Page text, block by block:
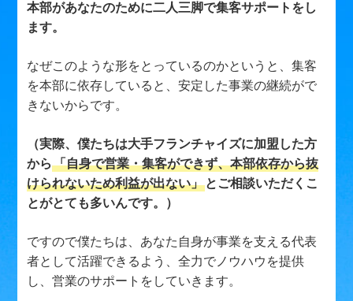
本部があなたのために二人三脚で集客サポートをし
ます。
なぜこのような形をとっているのかというと、集客
を本部に依存していると、安定した事業の継続がで
きないからです。
（実際、僕たちは大手フランチャイズに加盟した方
から「自身で営業・集客ができず、本部依存から抜
けられないため利益が出ない」 とご相談いただくこ
とがとても多いんです。）
ですので僕たちは、あなた自身が事業を支える代表
者として活躍できるよう、全力でノウハウを提供
し、営業のサポートをしていきます。